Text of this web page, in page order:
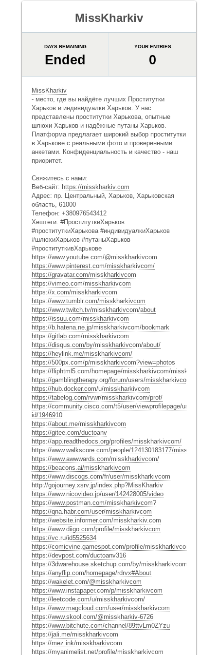
MissKharkiv
DAYS REMAINING
Ended
YOUR ENTRIES
0
MissKharkiv
- место, где вы найдёте лучших Проститутки
Харьков и индивидуалки Харьков. У нас
представлены проститутки Харькова, опытные
шлюхи Харьков и надёжные путаны Харьков.
Платформа предлагает широкий выбор проститутки
в Харькове с реальными фото и проверенными
анкетами. Конфиденциальность и качество - наш
приоритет.
Свяжитесь с нами:
Веб-сайт: https://misskharkiv.com
Адрес: пр. Центральный, Харьков, Харьковская
область, 61000
Телефон: +380976543412
Хештеги: #ПроституткиХарьков
#проституткиХарькова #индивидуалкиХарьков
#шлюхиХарьков #путаныХарьков
#проституткивХарькове
https://www.youtube.com/@misskharkivcom
https://www.pinterest.com/misskharkivcom/
https://gravatar.com/misskharkivcom
https://vimeo.com/misskharkivcom
https://x.com/misskharkivcom
https://www.tumblr.com/misskharkivcom
https://www.twitch.tv/misskharkivcom/about
https://issuu.com/misskharkivcom
https://b.hatena.ne.jp/misskharkivcom/bookmark
https://gitlab.com/misskharkivcom
https://disqus.com/by/misskharkivcom/about/
https://heylink.me/misskharkivcom/
https://500px.com/p/misskharkivcom?view=photos
https://fliphtml5.com/homepage/misskharkivcom/misskharkiv/
https://gamblingtherapy.org/forum/users/misskharkivcom/
https://hub.docker.com/u/misskharkivcom
https://tabelog.com/rvwr/misskharkivcom/prof/
https://community.cisco.com/t5/user/viewprofilepage/user-
id/1946910
https://about.me/misskharkivcom
https://gitee.com/ductoanv
https://app.readthedocs.org/profiles/misskharkivcom/
https://www.walkscore.com/people/124130183177/misskharkiv
https://www.awwwards.com/misskharkivcom/
https://beacons.ai/misskharkivcom
https://www.discogs.com/fr/user/misskharkivcom
http://gojourney.xsrv.jp/index.php?MissKharkiv
https://www.nicovideo.jp/user/142428005/video
https://www.postman.com/misskharkivcom?
https://qna.habr.com/user/misskharkivcom
https://website.informer.com/misskharkiv.com
https://www.diigo.com/profile/misskharkivcom
https://vc.ru/id5525634
https://comicvine.gamespot.com/profile/misskharkivcom/
https://devpost.com/ductoanv316
https://3dwarehouse.sketchup.com/by/misskharkivcom
https://anyflip.com/homepage/rdrvx#About
https://wakelet.com/@misskharkivcom
https://www.instapaper.com/p/misskharkivcom
https://leetcode.com/u/misskharkivcom/
https://www.magcloud.com/user/misskharkivcom
https://www.skool.com/@misskharkiv-6726
https://www.bitchute.com/channel/89ttvLm0ZYzu
https://jali.me/misskharkivcom
https://mez.ink/misskharkivcom
https://myanimelist.net/profile/misskharkivcom